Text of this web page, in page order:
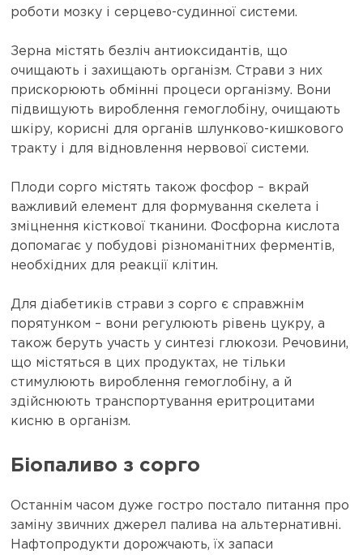
роботи мозку і серцево-судинної системи.
Зерна містять безліч антиоксидантів, що
очищають і захищають організм. Страви з них
прискорюють обмінні процеси організму. Вони
підвищують вироблення гемоглобіну, очищають
шкіру, корисні для органів шлунково-кишкового
тракту і для відновлення нервової системи.
Плоди сорго містять також фосфор – вкрай
важливий елемент для формування скелета і
зміцнення кісткової тканини. Фосфорна кислота
допомагає у побудові різноманітних ферментів,
необхідних для реакції клітин.
Для діабетиків страви з сорго є справжнім
порятунком – вони регулюють рівень цукру, а
також беруть участь у синтезі глюкози. Речовини,
що містяться в цих продуктах, не тільки
стимулюють вироблення гемоглобіну, а й
здійснюють транспортування еритроцитами
кисню в організм.
Біопаливо з сорго
Останнім часом дуже гостро постало питання про
заміну звичних джерел палива на альтернативні.
Нафтопродукти дорожчають, їх запаси